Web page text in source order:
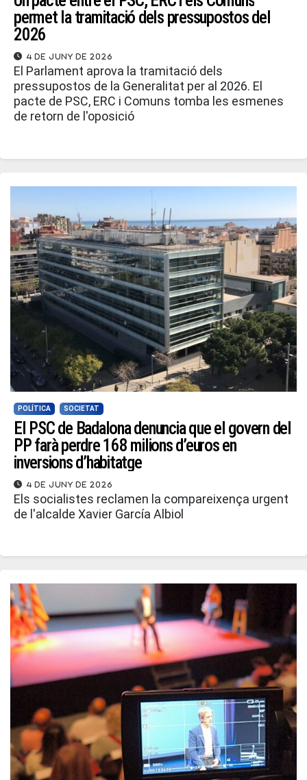
permet la tramitació dels pressupostos del
2026
4 de juny de 2026
El Parlament aprova la tramitació dels
pressupostos de la Generalitat per al 2026. El
pacte de PSC, ERC i Comuns tomba les esmenes
de retorn de l'oposició
POLÍTICA SOCIETAT
El PSC de Badalona denuncia que el govern del
PP farà perdre 168 milions d’euros en
inversions d’habitatge
4 de juny de 2026
Els socialistes reclamen la compareixença urgent
de l'alcalde Xavier García Albiol